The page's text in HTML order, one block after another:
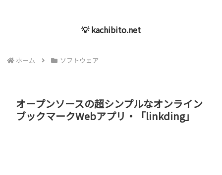
💡 kachibito.net
ホーム ソフトウェア
オープンソースの超シンプルなオンライン
ブックマークWebアプリ・「linkding」